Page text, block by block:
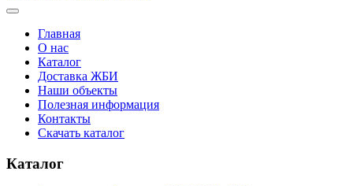
Главная
О нас
Каталог
Доставка ЖБИ
Наши объекты
Полезная информация
Контакты
Скачать каталог
Каталог